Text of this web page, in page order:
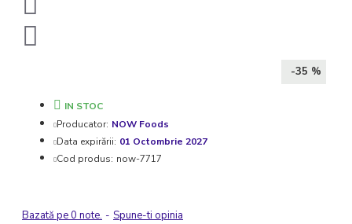
-35 %
IN STOC
Producator: NOW Foods
Data expirării: 01 Octombrie 2027
Cod produs: now-7717
Bazată pe 0 note. - Spune-ti opinia